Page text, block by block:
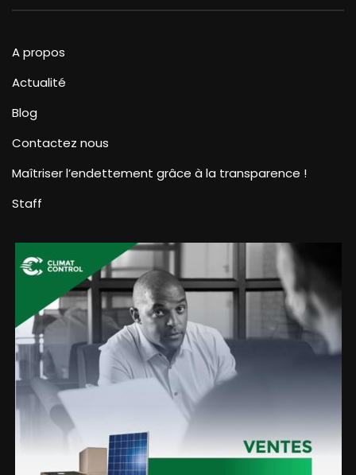
A propos
Actualité
Blog
Contactez nous
Maîtriser l’endettement grâce à la transparence !
Staff